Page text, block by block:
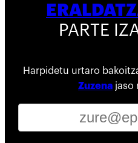
PARTE
Harpidetu urtaro
Zuzena jaso